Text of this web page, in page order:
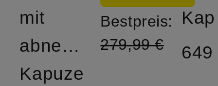
mit
abnehmbarer
Kapuze
Bestpreis:
279,99 €